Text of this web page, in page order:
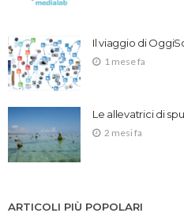
Il viaggio di
1 mese fa
Le allevatrici di
2 mesi fa
ARTICOLI PIÙ POPOLARI